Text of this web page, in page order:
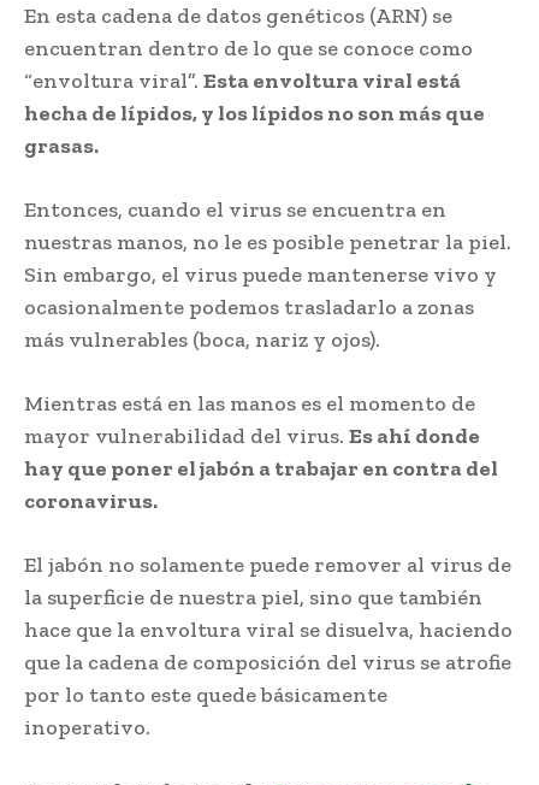
En esta cadena de datos genéticos (ARN) se
encuentran dentro de lo que se conoce como
“envoltura viral”. Esta envoltura viral está
hecha de lípidos, y los lípidos no son más que
grasas.
Entonces, cuando el virus se encuentra en
nuestras manos, no le es posible penetrar la piel.
Sin embargo, el virus puede mantenerse vivo y
ocasionalmente podemos trasladarlo a zonas
más vulnerables (boca, nariz y ojos).
Mientras está en las manos es el momento de
mayor vulnerabilidad del virus. Es ahí donde
hay que poner el jabón a trabajar en contra del
coronavirus.
El jabón no solamente puede remover al virus de
la superficie de nuestra piel, sino que también
hace que la envoltura viral se disuelva, haciendo
que la cadena de composición del virus se atrofie
por lo tanto este quede básicamente
inoperativo.